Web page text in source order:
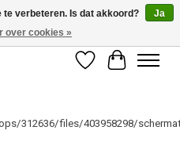
PROFESSIONALS
Verlanglijst
312636/files/403958298/
te verbeteren. Is dat akkoord?
Ja
over cookies »